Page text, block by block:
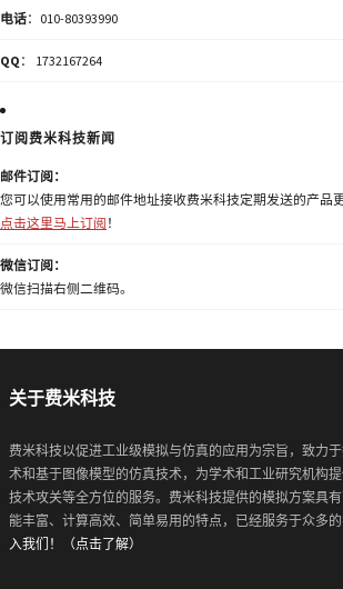
电话：010-80393990
QQ ： 1732167264
订阅费米科技新闻
邮件订阅：
您可以使用常用的邮件地址接收费米科技定期发送的产品
点击这里马上订阅 ！
微信订阅：
微信扫描右侧二维码。
关于费米科技
费米科技以促进工业级模拟与仿真的应用为宗旨，致力
术和基于图像模型的仿真技术，为学术和工业研究机构提
技术攻关等全方位的服务。费米科技提供的模拟方案具
能丰富、计算高效、简单易用的特点，已经服务于众多的
入我们！（点击了解）